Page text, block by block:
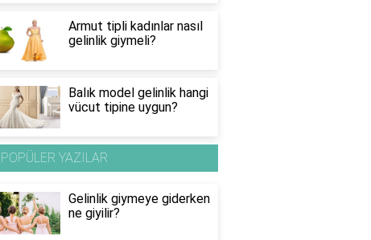
Armut tipli kadınlar nasıl
gelinlik giymeli?
Balık model gelinlik hangi
vücut tipine uygun?
POPÜLER YAZILAR
Gelinlik giymeye giderken
ne giyilir?